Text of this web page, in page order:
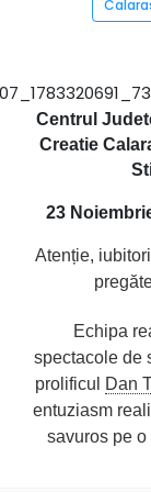
Centrul
Creatie
23
Atenție,
Echipa
spectacole de
prolificul Dan
entuziasm
savuros pe